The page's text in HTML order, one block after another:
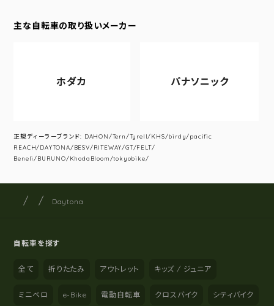
主な自転車の取り扱いメーカー
ホダカ パナソニック
正規ディーラーブランド: DAHON/Tern/Tyrell/KHS/birdy/pacific
REACH/DAYTONA/BESV/RITEWAY/GT/FELT/
Beneli/BURUNO/KhodaBloom/tokyobike/
サイト内の現在地
サイクルショップナカゴヤ
Daytona
自転車を探す
全て 折りたたみ アウトレット キッズ / ジュニア
ミニベロ e-Bike 電動自転車 クロスバイク シティバイク